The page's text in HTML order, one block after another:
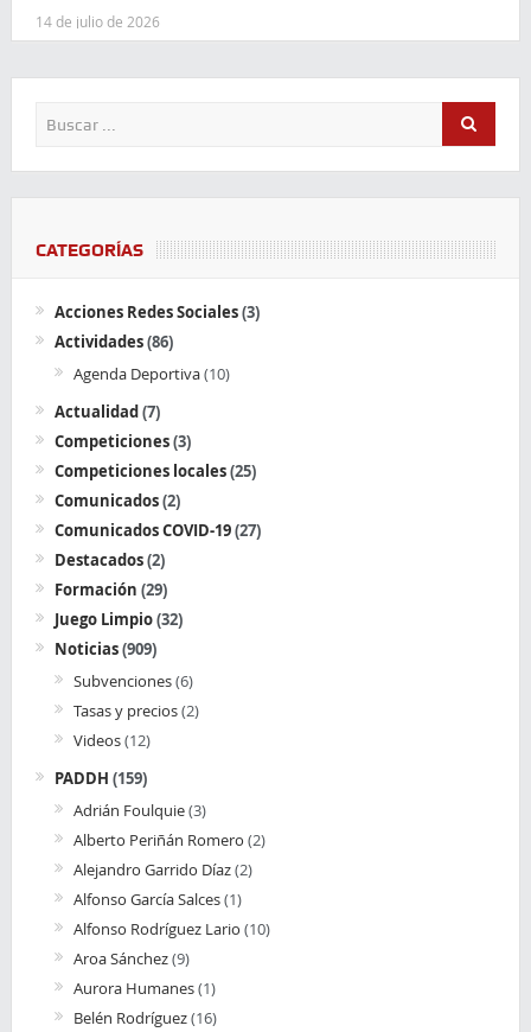
14 de julio de 2026
CATEGORÍAS
Acciones Redes Sociales(3)
Actividades(86)
Agenda Deportiva(10)
Actualidad(7)
Competiciones(3)
Competiciones locales(25)
Comunicados(2)
Comunicados COVID-19(27)
Destacados(2)
Formación (29)
Juego Limpio(32)
Noticias(909)
Subvenciones(6)
Tasas y precios(2)
Videos(12)
PADDH (159)
Adrián Foulquie(3)
Alberto Periñán Romero (2)
Alejandro Garrido Díaz(2)
Alfonso García Salces(1)
Alfonso Rodríguez Lario (10)
Aroa Sánchez(9)
Aurora Humanes(1)
Belén Rodríguez(16)